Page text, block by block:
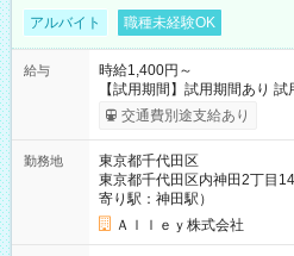
アルバイト 職種未経験OK
給与
時給1,400円～
【試用期間】試用期間あり
給与は本採用時と同じです。
交通費別途支給あり
勤務地
東京都千代田区
東京都千代田区内神田2丁目
寄り駅：神田駅）
Ａｌｌｅｙ株式会社